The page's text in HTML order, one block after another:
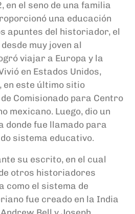
en el seno de una familia
una educación
apuntes del historiador, el
muy joven al
viajar a Europa y la
en Estados Unidos,
en este último sitio
Comisionado para Centro
mexicano. Luego, dio un
donde fue llamado para
sistema educativo.
su escrito, en el cual
otros historiadores
como el sistema de
fue creado en la India